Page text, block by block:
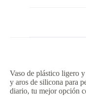
Vaso de plástico ligero
y aros de silicona para
diario, tu mejor opción